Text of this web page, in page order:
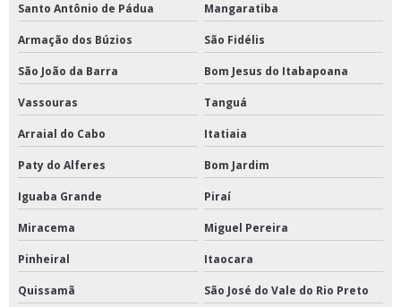
Santo Antônio de Pádua Mangaratiba
Armação dos Búzios São Fidélis
São João da Barra Bom Jesus do Itabapoana
Vassouras Tanguá
Arraial do Cabo Itatiaia
Paty do Alferes Bom Jardim
Iguaba Grande Piraí
Miracema Miguel Pereira
Pinheiral Itaocara
Quissamã São José do Vale do Rio Preto